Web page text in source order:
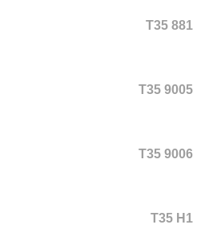
T35 881
T35 9005
T35 9006
T35 H1